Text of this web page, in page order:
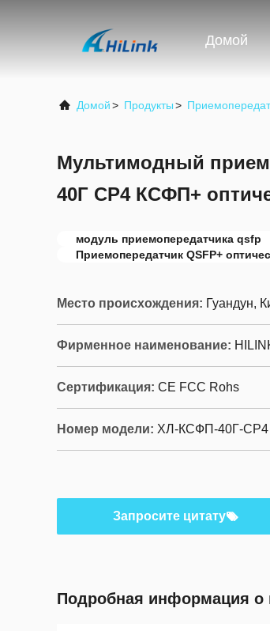
Домой
Домой> Продукты>
Мультимодный
40Г СР4 КСФП+
модуль приемопередатчика qsfp
Приемопередатчик QSFP+
Место происхождения: Гуандун,
Фирменное наименование:
Сертификация: CE FCC Rohs
Номер модели: ХЛ-КСФП-40Г-СР4
Запросите цитату
Подробная информация о